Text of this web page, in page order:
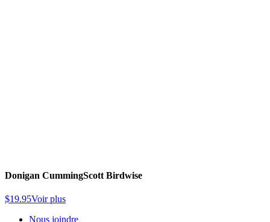
Donigan CummingScott Birdwise
$19.95Voir plus
Nous joindre